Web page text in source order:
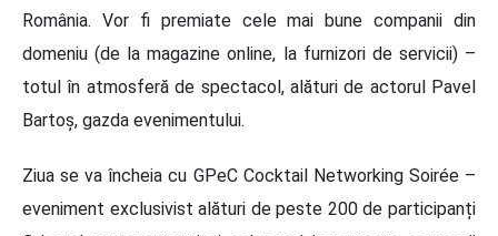
România. Vor fi premiate cele mai bune companii din
domeniu (de la magazine online, la furnizori de servicii) –
totul în atmosferă de spectacol, alături de actorul Pavel
Bartoș, gazda evenimentului.
Ziua se va încheia cu GPeC Cocktail Networking Soirée –
eveniment exclusivist alături de peste 200 de participanți